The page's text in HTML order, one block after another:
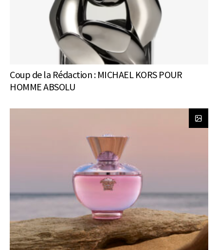
Coup de la Rédaction : MICHAEL KORS POUR
HOMME ABSOLU